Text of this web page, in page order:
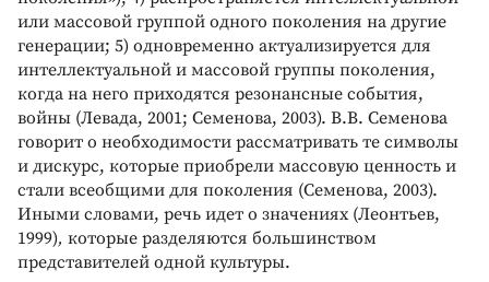
или массовой группой одного поколения на другие
генерации; 5) одновременно актуализируется для
интеллектуальной и массовой группы поколения,
когда на него приходятся резонансные события,
войны (Левада, 2001; Семенова, 2003). В.В. Семенова
говорит о необходимости рассматривать те символы
и дискурс, которые приобрели массовую ценность и
стали всеобщими для поколения (Семенова, 2003).
Иными словами, речь идет о значениях (Леонтьев,
1999), которые разделяются большинством
представителей одной культуры.